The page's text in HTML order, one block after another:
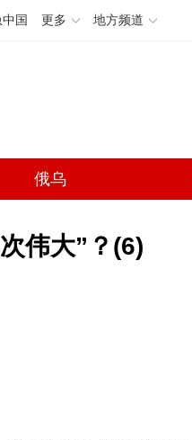
国 更多 地方频道
俄乌
伟大”？(6)